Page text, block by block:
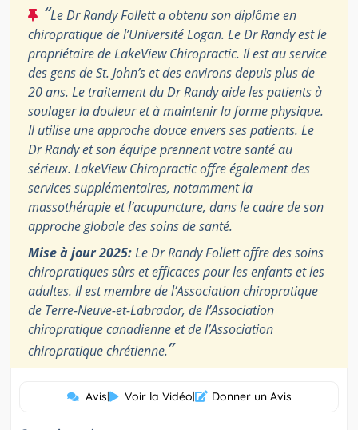
“Le Dr Randy Follett a obtenu son diplôme en
chiropratique de l’Université Logan. Le Dr Randy est le
propriétaire de LakeView Chiropractic. Il est au service
des gens de St. John’s et des environs depuis plus de
20 ans. Le traitement du Dr Randy aide les patients à
soulager la douleur et à maintenir la forme physique.
Il utilise une approche douce envers ses patients. Le
Dr Randy et son équipe prennent votre santé au
sérieux. LakeView Chiropractic offre également des
services supplémentaires, notamment la
massothérapie et l’acupuncture, dans le cadre de son
approche globale des soins de santé.
Mise à jour 2025:Le Dr Randy Follett offre des soins
chiropratiques sûrs et efficaces pour les enfants et les
adultes. Il est membre de l’Association chiropratique
de Terre-Neuve-et-Labrador, de l’Association
chiropratique canadienne et de l’Association
chiropratique chrétienne.”
Avis| Voir la Vidéo| Donner un Avis